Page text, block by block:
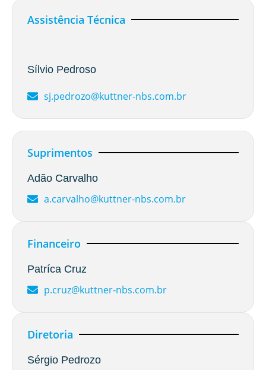
Assistência Técnica
Sílvio Pedroso
sj.pedrozo@kuttner-nbs.com.br
Suprimentos
Adão Carvalho
a.carvalho@kuttner-nbs.com.br
Financeiro
Patríca Cruz
p.cruz@kuttner-nbs.com.br
Diretoria
Sérgio Pedrozo